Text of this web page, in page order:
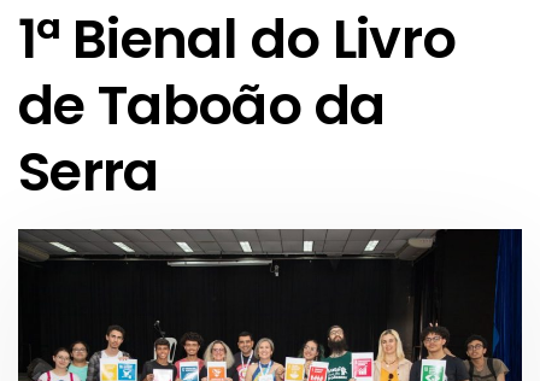
1ª Bienal do Livro
de Taboão da
Serra